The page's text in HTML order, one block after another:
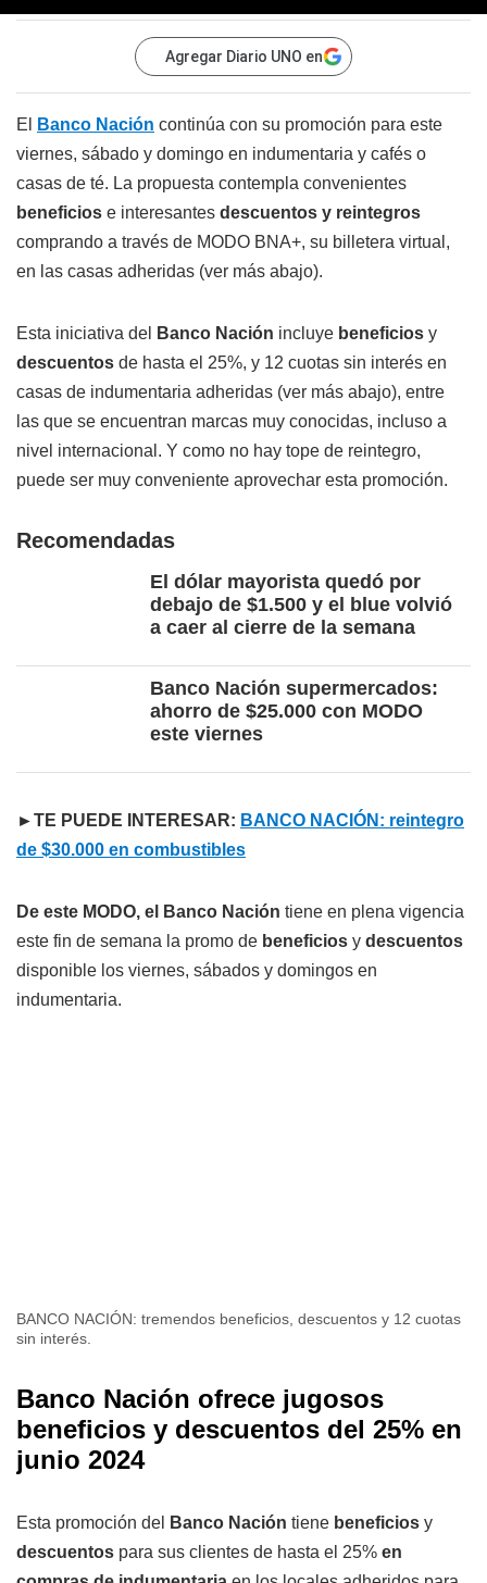
Agregar Diario UNO en
El Banco Nación continúa con su promoción para este
viernes, sábado y domingo en indumentaria y cafés o
casas de té. La propuesta contempla convenientes
beneficios e interesantes descuentos y reintegros
comprando a través de MODO BNA+, su billetera virtual,
en las casas adheridas (ver más abajo).
Esta iniciativa del Banco Nación incluye beneficios y
descuentos de hasta el 25%, y 12 cuotas sin interés en
casas de indumentaria adheridas (ver más abajo), entre
las que se encuentran marcas muy conocidas, incluso a
nivel internacional. Y como no hay tope de reintegro,
puede ser muy conveniente aprovechar esta promoción.
Recomendadas
El dólar mayorista quedó por
debajo de $1.500 y el blue volvió
a caer al cierre de la semana
Banco Nación supermercados:
ahorro de $25.000 con MODO
este viernes
►TE PUEDE INTERESAR: BANCO NACIÓN: reintegro
de $30.000 en combustibles
De este MODO, el Banco Nación tiene en plena vigencia
este fin de semana la promo de beneficios y descuentos
disponible los viernes, sábados y domingos en
indumentaria.
BANCO NACIÓN: tremendos beneficios, descuentos y 12 cuotas
sin interés.
Banco Nación ofrece jugosos
beneficios y descuentos del 25% en
junio 2024
Esta promoción del Banco Nación tiene beneficios y
descuentos para sus clientes de hasta el 25% en